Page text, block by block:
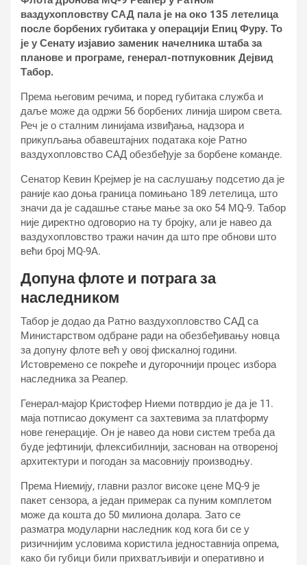
ваздухопловству САД пала је на око 135 летелица
после борбених губитака у операцији Епиц Фурy. То
је у Сенату изјавио заменик начелника штаба за
планове и програме, генерал-потпуковник Дејвид
Табор.
Према његовим речима, и поред губитака служба и
даље може да одржи 56 борбених линија широм света.
Реч је о сталним линијама извиђања, надзора и
прикупљања обавештајних података које Ратно
ваздухопловство САД обезбеђује за борбене команде.
Сенатор Кевин Крејмер је на саслушању подсетио да је
раније као доња граница помињано 189 летелица, што
значи да је садашње стање мање за око 54 МQ-9. Табор
није директно одговорио на ту бројку, али је навео да
ваздухопловство тражи начин да што пре обнови што
већи број МQ-9А.
Допуна флоте и потрага за
наследником
Табор је додао да Ратно ваздухопловство САД са
Министарством одбране ради на обезбеђивању новца
за допуну флоте већ у овој фискалној години.
Истовремено се покреће и дугорочнији процес избора
наследника за Реапер.
Генерал-мајор Кристофер Ниеми потврдио је да је 11.
маја потписао документ са захтевима за платформу
нове генерације. Он је навео да нови систем треба да
буде јефтинији, флексибилнији, заснован на отвореној
архитектури и погодан за масовнију производњу.
Према Ниемију, главни разлог високе цене МQ-9 је
пакет сензора, а један примерак са пуним комплетом
може да кошта до 50 милиона долара. Зато се
разматра модуларни наследник код кога би се у
ризичнијим условима користила једноставнија опрема,
како би губици били прихватљивији и оперативно и